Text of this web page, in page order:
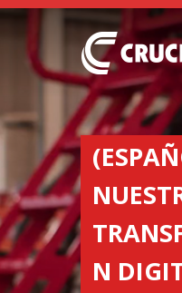
N
SEEDERS
ABOUT
NEWS
COMPANY